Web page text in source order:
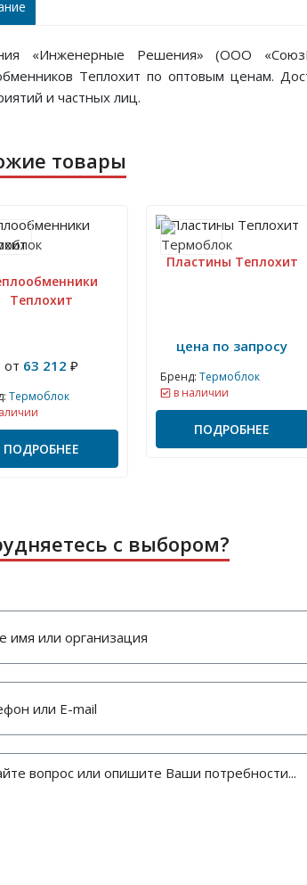
«Инженерные Решения» (ООО
Теплохит по оптовым ценам.
и частных лиц.
товары
Теплохит
от 63 212₽
Термоблок
ПОДРОБНЕЕ
Пластины Теплохит
цена по запросу
Бренд: Термоблок
в наличии
ПОДРОБНЕЕ
с выбором?